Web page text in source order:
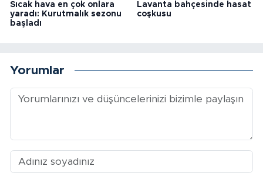
Sıcak hava en çok onlara
yaradı: Kurutmalık sezonu
başladı
Lavanta bahçesinde hasat
coşkusu
Yorumlar